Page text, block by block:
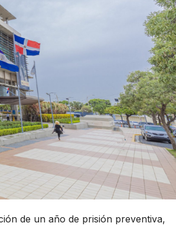
de un año de prisión preventiva,